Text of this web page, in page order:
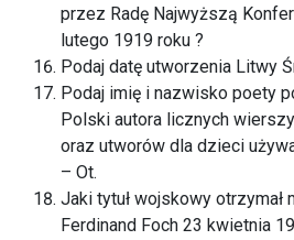
przez Radę Najwyższą
lutego 1919 roku ?
Podaj datę utworzenia Litwy
Podaj imię i nazwisko poety
Polski autora licznych
oraz utworów dla dzieci
– Ot.
Jaki tytuł wojskowy otrzymał
Ferdinand Foch 23 kwietnia